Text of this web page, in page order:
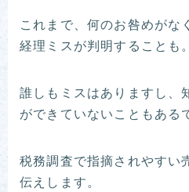
これまで、何のお咎めがな
経理ミスが判明することも。
誰しもミスはありますし、
ができていないこともある
税務調査で指摘されやすい
伝えします。